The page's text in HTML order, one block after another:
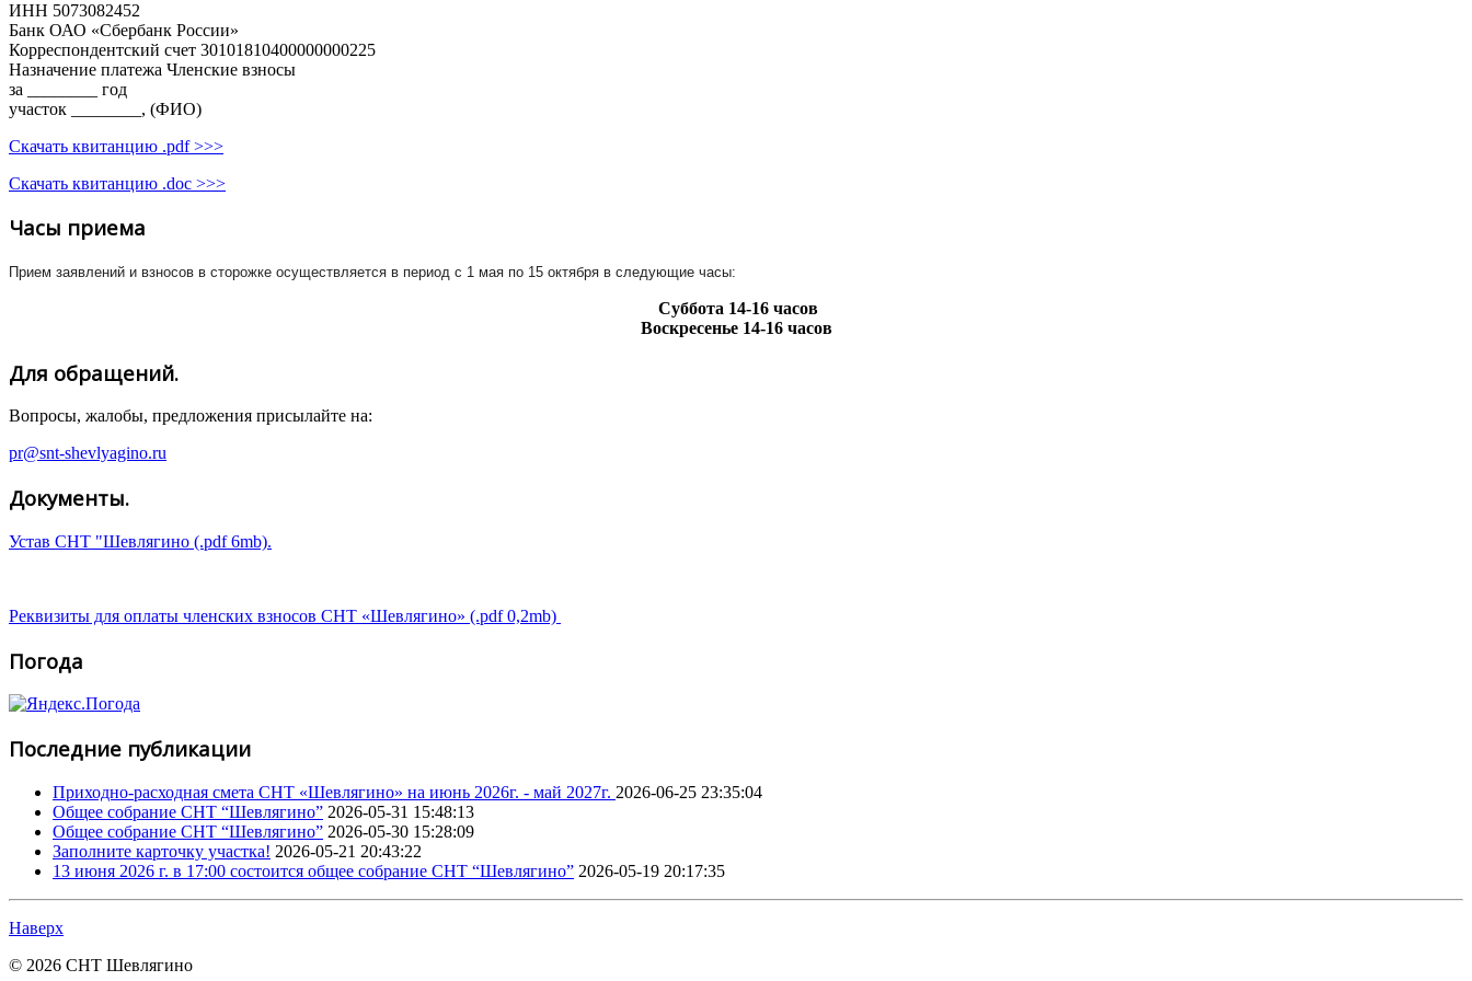
ИНН 5073082452
Банк ОАО «Сбербанк России»
Корреспондентский счет 30101810400000000225
Назначение платежа Членские взносы
за ________ год
участок ________, (ФИО)
Скачать квитанцию .pdf >>>
Скачать квитанцию .doc >>>
Часы приема
Прием заявлений и взносов в сторожке осуществляется в период с 1 мая по 15 октября в следующие часы:
Суббота 14-16 часов
Воскресенье 14-16 часов
Для обращений.
Вопросы, жалобы, предложения присылайте на:
pr@snt-shevlyagino.ru
Документы.
Устав СНТ "Шевлягино (.pdf 6mb).
Реквизиты для оплаты членских взносов СНТ «Шевлягино» (.pdf 0,2mb)
Погода
Последние публикации
Приходно-расходная смета СНТ «Шевлягино» на июнь 2026г. - май 2027г. 2026-06-25 23:35:04
Общее собрание СНТ “Шевлягино” 2026-05-31 15:48:13
Общее собрание СНТ “Шевлягино” 2026-05-30 15:28:09
Заполните карточку участка! 2026-05-21 20:43:22
13 июня 2026 г. в 17:00 состоится общее собрание СНТ “Шевлягино” 2026-05-19 20:17:35
Наверх
© 2026 СНТ Шевлягино